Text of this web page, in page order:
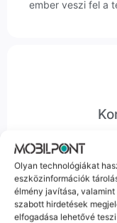
Olyan technológiákat
eszközinformációk
élmény javítása,
szabott hirdetések
elfogadása lehetővé
ember veszi fel a
Hibázni emberi
Ha ritkán előfordul
hanem